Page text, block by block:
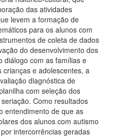
das atividades
levem a formação de
para os alunos com
de coleta de dados
do desenvolvimento dos
diálogo com as famílias e
crianças e adolescentes, a
diagnóstica de
com seleção dos
Como resultados
entendimento de que as
dos alunos com autismo
intercorrências geradas